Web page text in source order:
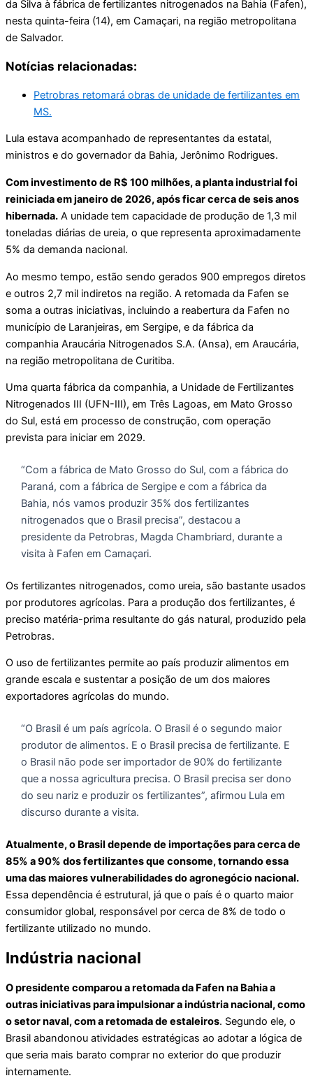
da Silva à fábrica de fertilizantes nitrogenados na Bahia (Fafen),
nesta quinta-feira (14), em Camaçari, na região metropolitana
de Salvador.
Notícias relacionadas:
Petrobras retomará obras de unidade de fertilizantes em
MS.
Lula estava acompanhado de representantes da estatal,
ministros e do governador da Bahia, Jerônimo Rodrigues.
Com investimento de R$ 100 milhões, a planta industrial foi
reiniciada em janeiro de 2026, após ficar cerca de seis anos
hibernada. A unidade tem capacidade de produção de 1,3 mil
toneladas diárias de ureia, o que representa aproximadamente
5% da demanda nacional.
Ao mesmo tempo, estão sendo gerados 900 empregos diretos
e outros 2,7 mil indiretos na região. A retomada da Fafen se
soma a outras iniciativas, incluindo a reabertura da Fafen no
município de Laranjeiras, em Sergipe, e da fábrica da
companhia Araucária Nitrogenados S.A. (Ansa), em Araucária,
na região metropolitana de Curitiba.
Uma quarta fábrica da companhia, a Unidade de Fertilizantes
Nitrogenados III (UFN-III), em Três Lagoas, em Mato Grosso
do Sul, está em processo de construção, com operação
prevista para iniciar em 2029.
“Com a fábrica de Mato Grosso do Sul, com a fábrica do
Paraná, com a fábrica de Sergipe e com a fábrica da
Bahia, nós vamos produzir 35% dos fertilizantes
nitrogenados que o Brasil precisa”, destacou a
presidente da Petrobras, Magda Chambriard, durante a
visita à Fafen em Camaçari.
Os fertilizantes nitrogenados, como ureia, são bastante usados
por produtores agrícolas. Para a produção dos fertilizantes, é
preciso matéria-prima resultante do gás natural, produzido pela
Petrobras.
O uso de fertilizantes permite ao país produzir alimentos em
grande escala e sustentar a posição de um dos maiores
exportadores agrícolas do mundo.
“O Brasil é um país agrícola. O Brasil é o segundo maior
produtor de alimentos. E o Brasil precisa de fertilizante. E
o Brasil não pode ser importador de 90% do fertilizante
que a nossa agricultura precisa. O Brasil precisa ser dono
do seu nariz e produzir os fertilizantes”, afirmou Lula em
discurso durante a visita.
Atualmente, o Brasil depende de importações para cerca de
85% a 90% dos fertilizantes que consome, tornando essa
uma das maiores vulnerabilidades do agronegócio nacional.
Essa dependência é estrutural, já que o país é o quarto maior
consumidor global, responsável por cerca de 8% de todo o
fertilizante utilizado no mundo.
Indústria nacional
O presidente comparou a retomada da Fafen na Bahia a
outras iniciativas para impulsionar a indústria nacional, como
o setor naval, com a retomada de estaleiros. Segundo ele, o
Brasil abandonou atividades estratégicas ao adotar a lógica de
que seria mais barato comprar no exterior do que produzir
internamente.